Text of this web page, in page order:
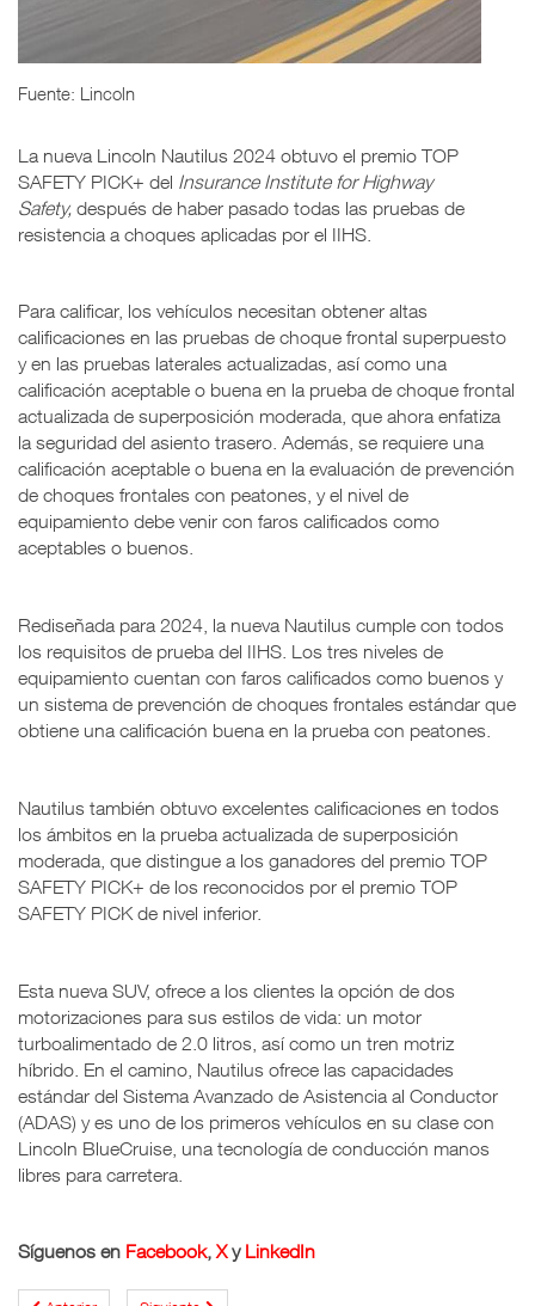
Fuente: Lincoln
La nueva Lincoln Nautilus 2024 obtuvo el premio TOP
SAFETY PICK+ del Insurance Institute for Highway
Safety, después de haber pasado todas las pruebas de
resistencia a choques aplicadas por el IIHS.
Para calificar, los vehículos necesitan obtener altas
calificaciones en las pruebas de choque frontal superpuesto
y en las pruebas laterales actualizadas, así como una
calificación aceptable o buena en la prueba de choque frontal
actualizada de superposición moderada, que ahora enfatiza
la seguridad del asiento trasero. Además, se requiere una
calificación aceptable o buena en la evaluación de prevención
de choques frontales con peatones, y el nivel de
equipamiento debe venir con faros calificados como
aceptables o buenos.
Rediseñada para 2024, la nueva Nautilus cumple con todos
los requisitos de prueba del IIHS. Los tres niveles de
equipamiento cuentan con faros calificados como buenos y
un sistema de prevención de choques frontales estándar que
obtiene una calificación buena en la prueba con peatones.
Nautilus también obtuvo excelentes calificaciones en todos
los ámbitos en la prueba actualizada de superposición
moderada, que distingue a los ganadores del premio TOP
SAFETY PICK+ de los reconocidos por el premio TOP
SAFETY PICK de nivel inferior.
Esta nueva SUV, ofrece a los clientes la opción de dos
motorizaciones para sus estilos de vida: un motor
turboalimentado de 2.0 litros, así como un tren motriz
híbrido. En el camino, Nautilus ofrece las capacidades
estándar del Sistema Avanzado de Asistencia al Conductor
(ADAS) y es uno de los primeros vehículos en su clase con
Lincoln BlueCruise, una tecnología de conducción manos
libres para carretera.
Síguenos en Facebook, Xy LinkedIn